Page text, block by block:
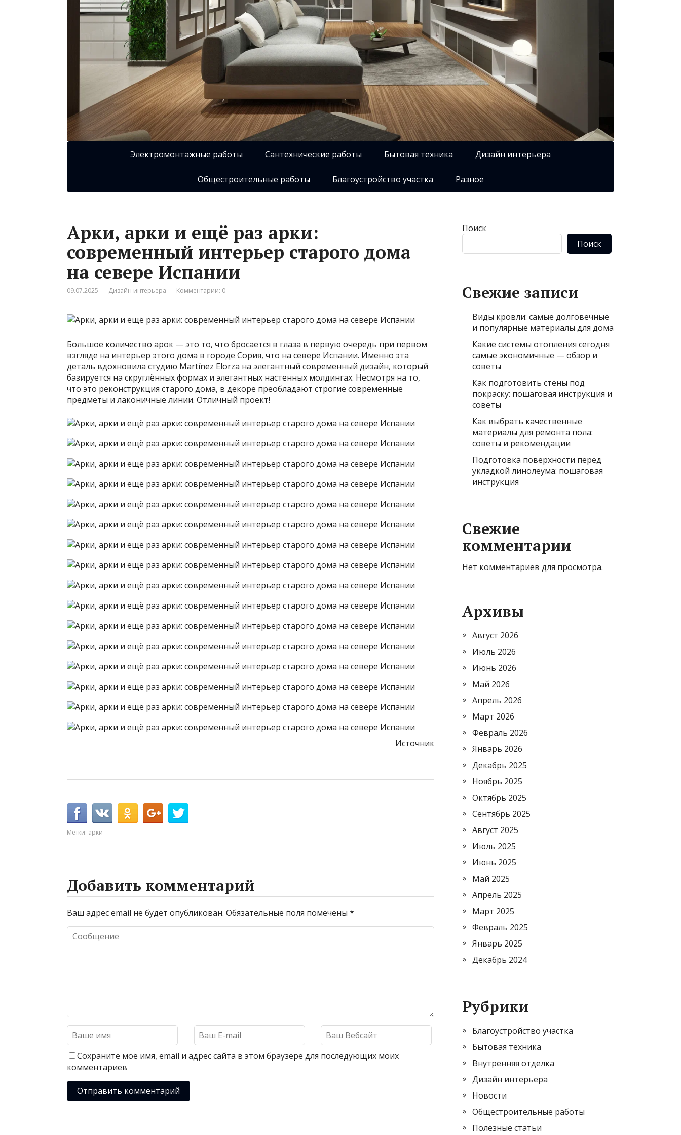
Электромонтажные работы Сантехнические работы Бытовая техника Дизайн интерьера
Общестроительные работы Благоустройство участка Разное
Арки, арки и ещё раз арки:
современный интерьер старого дома
на севере Испании
09.07.2025 Дизайн интерьера Комментарии: 0
Большое количество арок — это то, что бросается в глаза в первую очередь при первом
взгляде на интерьер этого дома в городе Сория, что на севере Испании. Именно эта
деталь вдохновила студию Martínez Elorza на элегантный современный дизайн, который
базируется на скруглённых формах и элегантных настенных молдингах. Несмотря на то,
что это реконструкция старого дома, в декоре преобладают строгие современные
предметы и лаконичные линии. Отличный проект!
Источник
Метки: арки
Добавить комментарий
Ваш адрес email не будет опубликован. Обязательные поля помечены *
Сохраните моё имя, email и адрес сайта в этом браузере для последующих моих
комментариев
Поиск
Поиск
Свежие записи
Виды кровли: самые долговечные
и популярные материалы для дома
Какие системы отопления сегодня
самые экономичные — обзор и
советы
Как подготовить стены под
покраску: пошаговая инструкция и
советы
Как выбрать качественные
материалы для ремонта пола:
советы и рекомендации
Подготовка поверхности перед
укладкой линолеума: пошаговая
инструкция
Свежие
комментарии
Нет комментариев для просмотра.
Архивы
Август 2026
Июль 2026
Июнь 2026
Май 2026
Апрель 2026
Март 2026
Февраль 2026
Январь 2026
Декабрь 2025
Ноябрь 2025
Октябрь 2025
Сентябрь 2025
Август 2025
Июль 2025
Июнь 2025
Май 2025
Апрель 2025
Март 2025
Февраль 2025
Январь 2025
Декабрь 2024
Рубрики
Благоустройство участка
Бытовая техника
Внутренняя отделка
Дизайн интерьера
Новости
Общестроительные работы
Полезные статьи